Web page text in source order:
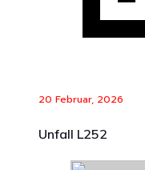
20 Februar, 2026
Unfall L252